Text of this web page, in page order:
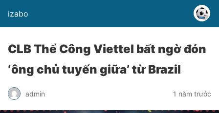
izabo
CLB Thể Công Viettel bất ngờ đón
‘ông chủ tuyến giữa’ từ Brazil
admin 1 năm trước